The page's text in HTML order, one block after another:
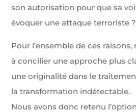
son autorisation pour que sa
évoquer une attaque terroriste ?
Pour l’ensemble de ces
à concilier une approche plus
une originalité dans le
la transformation indétectable.
Nous avons donc retenu